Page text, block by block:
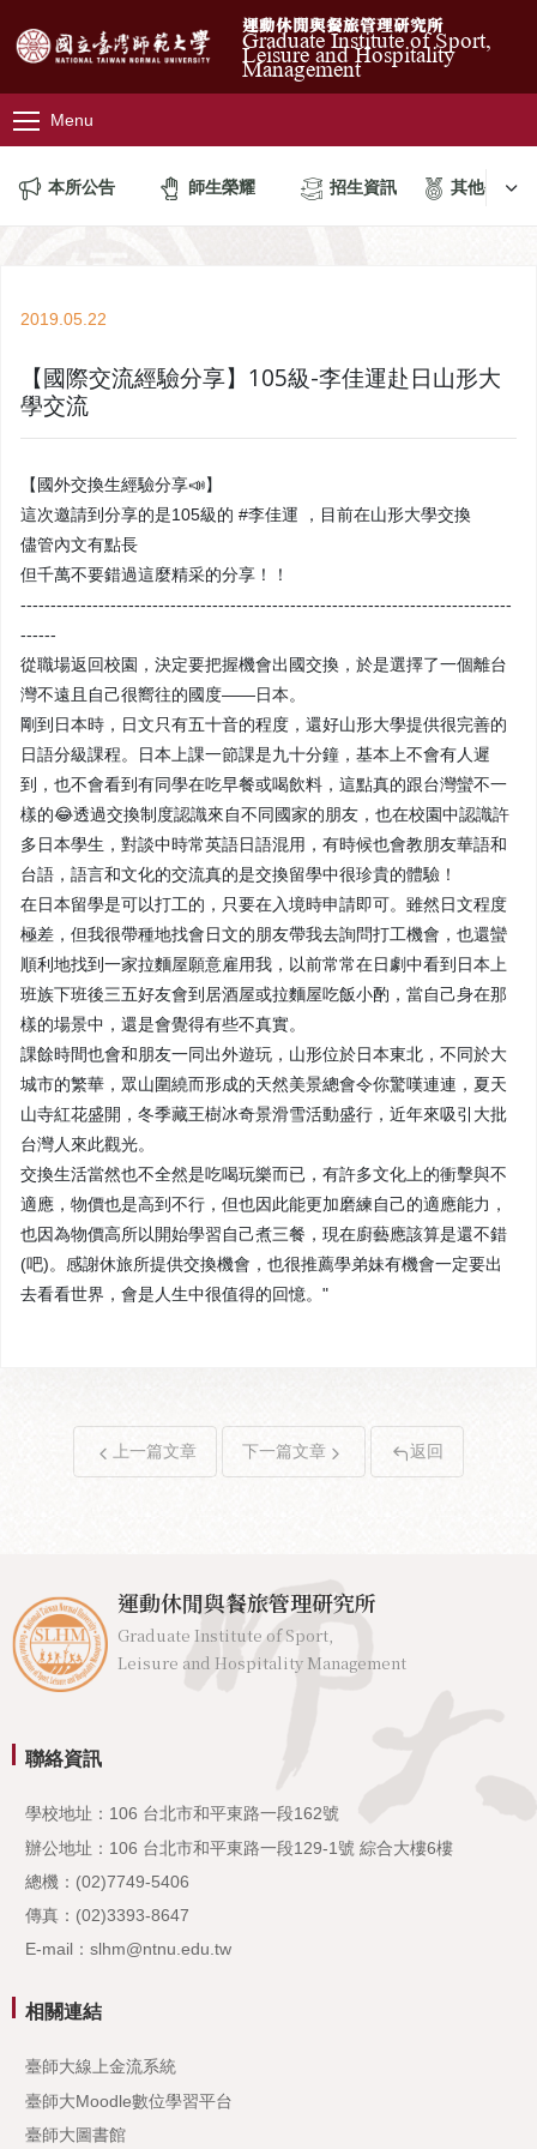
運動休閒與餐旅管理研究所
Graduate Institute of Sport,
Leisure and Hospitality
Management
Menu
本所公告 師生榮耀 招生資訊 其他公告
2019.05.22
【國際交流經驗分享】105級-李佳運赴日山形大
學交流
【國外交換生經驗分享📣】
這次邀請到分享的是105級的 #李佳運 ，目前在山形大學交換
儘管內文有點長
但千萬不要錯過這麼精采的分享！！
----------------------------------------------------------------------------------
------
從職場返回校園，決定要把握機會出國交換，於是選擇了一個離台
灣不遠且自己很嚮往的國度——日本。
剛到日本時，日文只有五十音的程度，還好山形大學提供很完善的
日語分級課程。日本上課一節課是九十分鐘，基本上不會有人遲
到，也不會看到有同學在吃早餐或喝飲料，這點真的跟台灣蠻不一
樣的😂透過交換制度認識來自不同國家的朋友，也在校園中認識許
多日本學生，對談中時常英語日語混用，有時候也會教朋友華語和
台語，語言和文化的交流真的是交換留學中很珍貴的體驗！
在日本留學是可以打工的，只要在入境時申請即可。雖然日文程度
極差，但我很帶種地找會日文的朋友帶我去詢問打工機會，也還蠻
順利地找到一家拉麵屋願意雇用我，以前常常在日劇中看到日本上
班族下班後三五好友會到居酒屋或拉麵屋吃飯小酌，當自己身在那
樣的場景中，還是會覺得有些不真實。
課餘時間也會和朋友一同出外遊玩，山形位於日本東北，不同於大
城市的繁華，眾山圍繞而形成的天然美景總會令你驚嘆連連，夏天
山寺紅花盛開，冬季藏王樹冰奇景滑雪活動盛行，近年來吸引大批
台灣人來此觀光。
交換生活當然也不全然是吃喝玩樂而已，有許多文化上的衝擊與不
適應，物價也是高到不行，但也因此能更加磨練自己的適應能力，
也因為物價高所以開始學習自己煮三餐，現在廚藝應該算是還不錯
(吧)。感謝休旅所提供交換機會，也很推薦學弟妹有機會一定要出
去看看世界，會是人生中很值得的回憶。"
上一篇文章 下一篇文章 返回
運動休閒與餐旅管理研究所
Graduate Institute of Sport,
Leisure and Hospitality Management
聯絡資訊
學校地址：106 台北市和平東路一段162號
辦公地址：106 台北市和平東路一段129-1號 綜合大樓6樓
總機：(02)7749-5406
傳真：(02)3393-8647
E-mail：slhm@ntnu.edu.tw
相關連結
臺師大線上金流系統
臺師大Moodle數位學習平台
臺師大圖書館